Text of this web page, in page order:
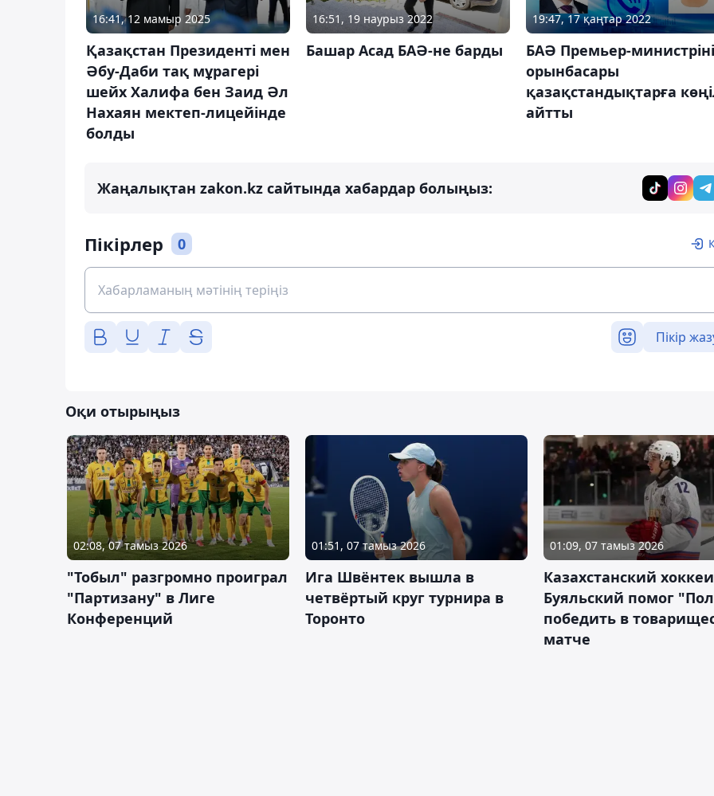
16:41, 12 мамыр 2025
Қазақстан Президенті мен
Әбу-Даби тақ мұрагері
шейх Халифа бен Заид Әл
Нахаян мектеп-лицейінде
болды
16:51, 19 наурыз 2022
Башар Асад БАӘ-не барды
19:47, 17 қаңтар 2022
БАӘ Премьер-
орынбасары
қазақстандықтарға
айтты
Жаңалықтан zakon.kz сайтында хабардар болыңыз:
Пікірлер 0
Пікір
Оқи отырыңыз
02:08, 07 тамыз 2026
"Тобыл" разгромно проиграл
"Партизану" в Лиге
Конференций
01:51, 07 тамыз 2026
Ига Швёнтек вышла в
четвёртый круг турнира в
Торонто
01:09, 07 тамыз 2026
Казахстанский
Буяльский помог
победить в
матче